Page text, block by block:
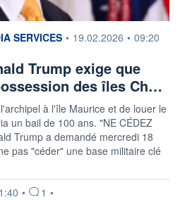
SERVICES • 19.02.2026 • 09:20
Trump exige que
des îles Ch…
à l'île Maurice et de louer le
un bail de 100 ans. "NE CÉDEZ
Trump a demandé mercredi 18
pas "céder" une base militaire clé
• 1 •